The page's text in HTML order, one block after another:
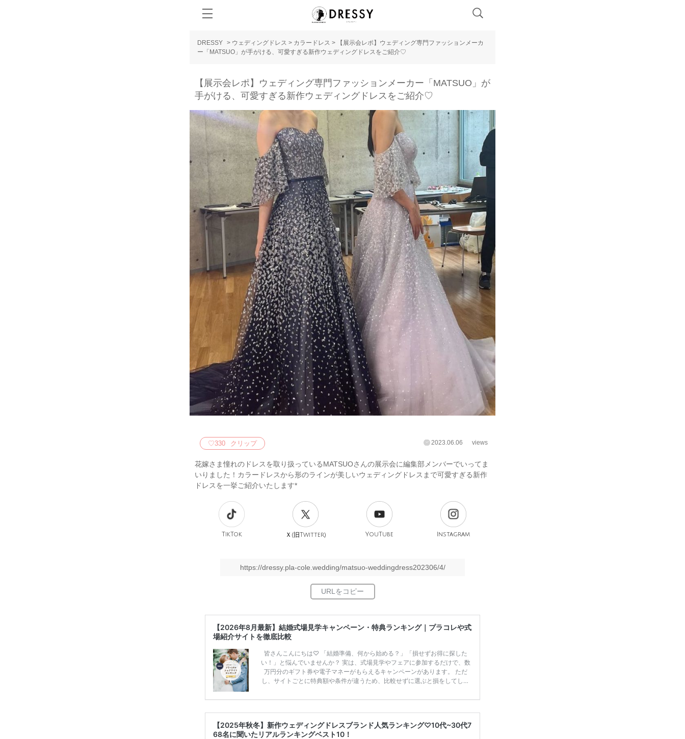
DRESSY > ウェディングドレス > カラードレス >
【展示会レポ】ウェディング専門ファッションメーカ
ー「MATSUO」が手がける、可愛すぎる新作ウェディングドレスをご紹介♡
【展示会レポ】ウェディング専門ファッションメーカー「MATSUO」が
手がける、可愛すぎる新作ウェディングドレスをご紹介♡
♡330 クリップ 2023.06.06 views
花嫁さま憧れのドレスを取り扱っているMATSUOさんの展示会に編集部メンバーでいってま
いりました！カラードレスから形のラインが美しいウェディングドレスまで可愛すぎる新作
ドレスを一挙ご紹介いたします*
TikTok Ｘ(旧Twitter) YouTube Instagram
https://dressy.pla-cole.wedding/matsuo-weddingdress202306/4/
【2026年8月最新】結婚式場見学キャンペーン・特典ランキング｜プラコレや式
場紹介サイトを徹底比較
皆さんこんにちは♡ 「結婚準備、何から始める？」「損せずお得に探した
い！」と悩んでいませんか？ 実は、式場見学やフェアに参加するだけで、数
万円分のギフト券や電子マネーがもらえるキャンペーンがあります。 ただ
し、サイトごとに特典額や条件が違うため、比較せずに選ぶと損をしてしま
ンペーン特典ランキングを公開！ 比較サイト：プラコレ、ゼクシィ、ハナユ
補を絞れる「ウェディング診断」か、体験型 […]続きを読む
【2025年秋冬】新作ウェディングドレスブランド人気ランキング♡10代~30代7
68名に聞いたリアルランキングベスト10！